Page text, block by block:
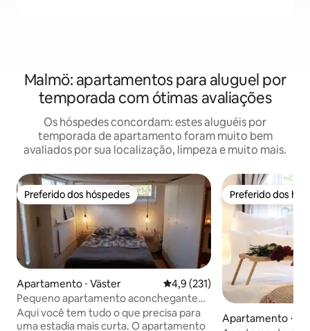
Malmö: apartamentos para aluguel por
temporada com ótimas avaliações
Os hóspedes concordam: estes aluguéis por
temporada de apartamento foram muito bem
avaliados por sua localização, limpeza e muito mais.
Preferido dos hóspedes
Preferido dos hóspedes
Apartamento ⋅ Väster 4,9 de uma avaliação média de
4,9 (231)
Pequeno apartamento aconchegante
em frente ao restaurante e pub
Aqui você tem tudo o que precisa para
uma estadia mais curta. O apartamento
Preferido dos
Preferido dos
Apartamento ⋅